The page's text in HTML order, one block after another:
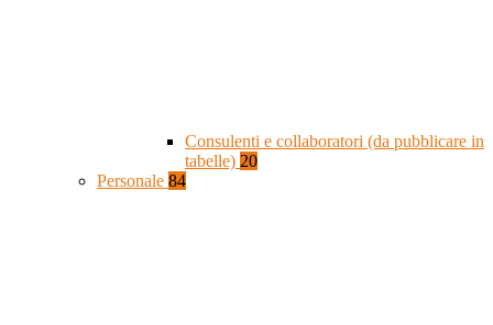
Consulenti e collaboratori (da pubblicare in
tabelle) 20
Personale 84